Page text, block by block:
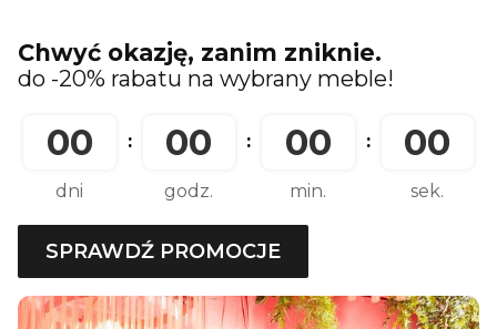
Chwyć okazję, zanim zniknie.
do -20% rabatu na wybrany meble!
00
dni
: 00
godz.
: 00
min.
: 00
sek.
SPRAWDŹ PROMOCJE